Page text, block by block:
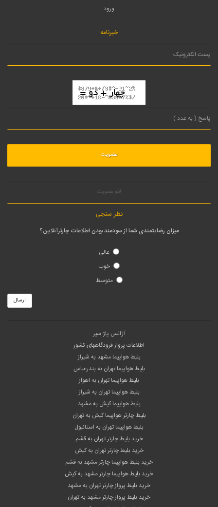
ورود
خبرنامه
لغو عضویت
نظر سنجی
میزان رضایتمندی شما از سودمند بودن اطلاعات چارترآنلاین؟
عالی
خوب
متوسط
ارسال
آژانس پاژ سیر
اطلاعات پرواز فرودگاههای کشور
بلیط هواپیما مشهد به شیراز
بلیط هواپیما تهران به بندرعباس
بلیط هواپیما تهران به اهواز
بلیط هواپیما تهران به شیراز
بلیط هواپیما کیش به مشهد
بلیط چارتر هواپیما کیش به تهران
بلیط هواپیما تهران به استانبول
خرید بلیط چارتر تهران به قشم
خرید بلیط چارتر تهران به کیش
خرید بلیط هواپیما چارتر مشهد به قشم
خرید بلیط هواپیما چارتر مشهد به کیش
خرید بلیط پرواز چارتر تهران به مشهد
خرید بلیط پرواز چارتر مشهد به تهران